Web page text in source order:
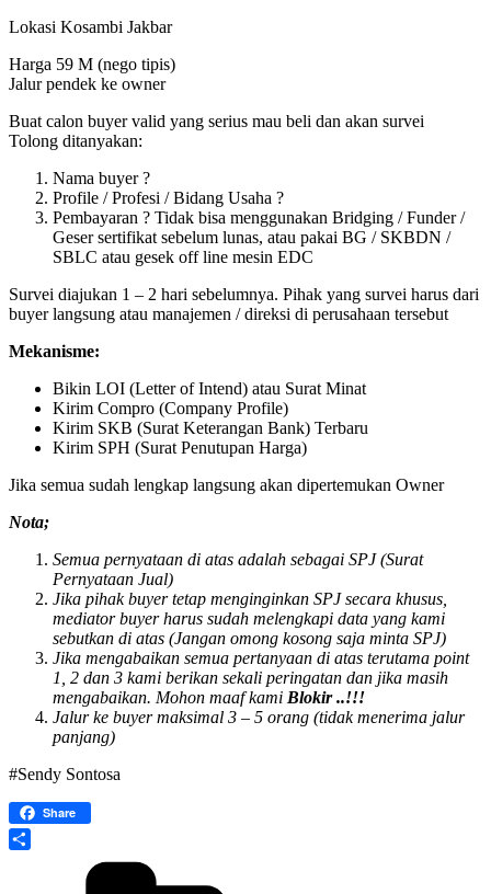
Lokasi Kosambi Jakbar
Harga 59 M (nego tipis)
Jalur pendek ke owner
Buat calon buyer valid yang serius mau beli dan akan survei
Tolong ditanyakan:
Nama buyer ?
Profile / Profesi / Bidang Usaha ?
Pembayaran ? Tidak bisa menggunakan Bridging / Funder /
Geser sertifikat sebelum lunas, atau pakai BG / SKBDN /
SBLC atau gesek off line mesin EDC
Survei diajukan 1 – 2 hari sebelumnya. Pihak yang survei harus dari
buyer langsung atau manajemen / direksi di perusahaan tersebut
Mekanisme:
Bikin LOI (Letter of Intend) atau Surat Minat
Kirim Compro (Company Profile)
Kirim SKB (Surat Keterangan Bank) Terbaru
Kirim SPH (Surat Penutupan Harga)
Jika semua sudah lengkap langsung akan dipertemukan Owner
Nota;
Semua pernyataan di atas adalah sebagai SPJ (Surat
Pernyataan Jual)
Jika pihak buyer tetap menginginkan SPJ secara khusus,
mediator buyer harus sudah melengkapi data yang kami
sebutkan di atas (Jangan omong kosong saja minta SPJ)
Jika mengabaikan semua pertanyaan di atas terutama point
1, 2 dan 3 kami berikan sekali peringatan dan jika masih
mengabaikan. Mohon maaf kami Blokir ..!!!
Jalur ke buyer maksimal 3 – 5 orang (tidak menerima jalur
panjang)
#Sendy Sontosa
Share